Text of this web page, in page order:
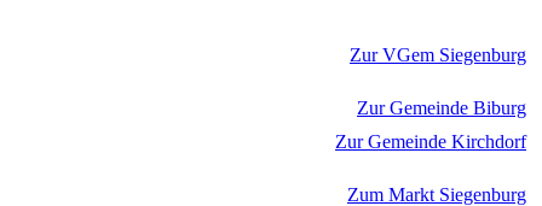
Zur VGem Siegenburg
Zur Gemeinde Biburg
Zur Gemeinde Kirchdorf
Zum Markt Siegenburg